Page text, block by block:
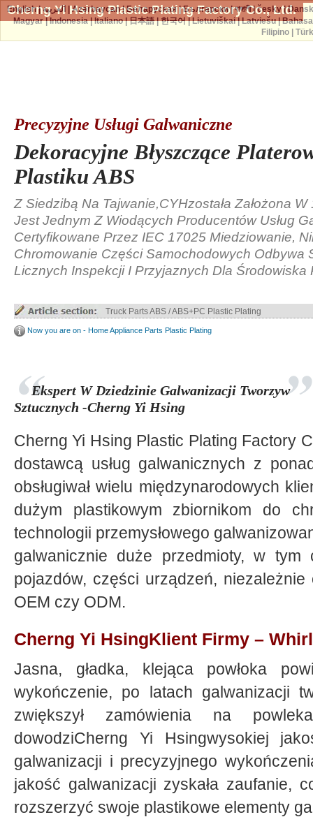
Cherng Yi Hsing Plastic Plating Factory Co., Ltd.
Precyzyjne Usługi Galwaniczne
Dekoracyjne Błyszczące
Plastiku ABS
Z Siedzibą Na Tajwanie,CYHzostała Założona
Jest Jednym Z Wiodących Producentów Usług
Certyfikowane Przez IEC 17025 Miedziowanie,
Chromowanie Części Samochodowych Odbywa
Licznych Inspekcji I Przyjaznych Dla Środowiska
Truck Parts ABS / ABS+PC Plastic Plating
Now you are on - Home Appliance Parts Plastic Plating
Ekspert W Dziedzinie Galwanizacji Tworzyw
Sztucznych -Cherng Yi Hsing
Cherng Yi Hsing Plastic Plating Factory
dostawcą usług galwanicznych z
obsługiwał wielu międzynarodowych
dużym plastikowym zbiornikom do
technologii przemysłowego
galwanicznie duże przedmioty, w tym
pojazdów, części urządzeń,
OEM czy ODM.
Cherng Yi HsingKlient Firmy –
Jasna, gładka, klejąca powłoka
wykończenie, po latach galwanizacji
zwiększył zamówienia na
dowodziCherng Yi Hsingwysokiej
galwanizacji i precyzyjnego
jakość galwanizacji zyskała zaufanie,
rozszerzyć swoje plastikowe elementy
English|العربية |Azərbaycan|Беларуская|Български|বাঙ্গালী|česky|
Magyar|Indonesia|Italiano|日本語|한국어|Lietuviškai|Latviešu|
Filipino|